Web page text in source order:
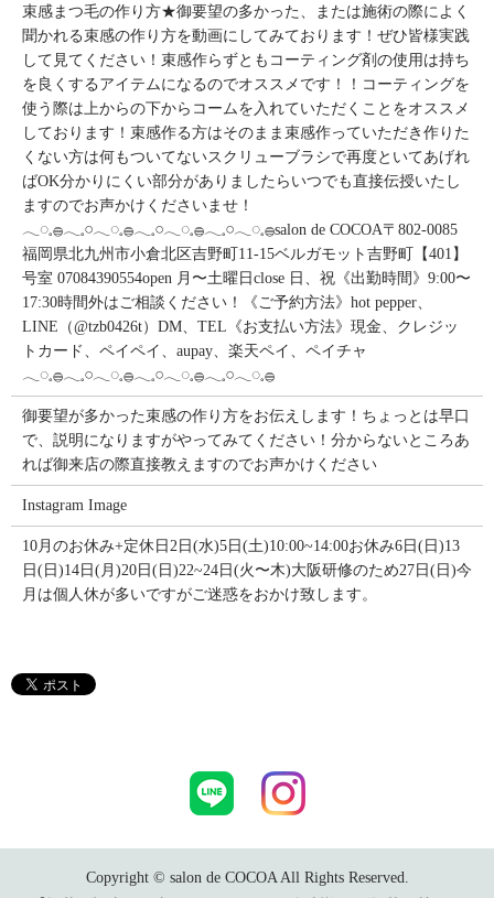
束感まつ毛の作り方★御要望の多かった、または施術の際によく
聞かれる束感の作り方を動画にしてみております！ぜひ皆様実践
して見てください！束感作らずともコーティング剤の使用は持ち
を良くするアイテムになるのでオススメです！！コーティングを
使う際は上からの下からコームを入れていただくことをオススメ
しております！束感作る方はそのまま束感作っていただき作りた
くない方は何もついてないスクリューブラシで再度といてあげれ
ばOK分かりにくい部分がありましたらいつでも直接伝授いたし
ますのでお声かけくださいませ！
𓂃◌𓈒𓐍𓂃𓈒𓏸𓂃◌𓈒𓐍𓂃𓈒𓏸𓂃◌𓈒𓐍𓂃𓈒𓏸𓂃◌𓈒𓐍salon de COCOA〒802-0085
福岡県北九州市小倉北区吉野町11-15ベルガモット吉野町【401】
号室︎ 07084390554open 月〜土曜日close 日、祝《出勤時間》9:00〜
17:30時間外はご相談ください！《ご予約方法》hot pepper、
LINE（@tzb0426t）DM、TEL《お支払い方法》現金、クレジッ
トカード、ペイペイ、aupay、楽天ペイ、ペイチャ
𓂃◌𓈒𓐍𓂃𓈒𓏸𓂃◌𓈒𓐍𓂃𓈒𓏸𓂃◌𓈒𓐍𓂃𓈒𓏸𓂃◌𓈒𓐍
御要望が多かった束感の作り方をお伝えします！ちょっとは早口
で、説明になりますがやってみてください！分からないところあ
れば御来店の際直接教えますのでお声かけください
Instagram Image
10月のお休み+定休日2日(水)5日(土)10:00~14:00お休み6日(日)13
日(日)14日(月)20日(日)22~24日(火〜木)大阪研修のため27日(日)今
月は個人休が多いですがご迷惑をおかけ致します。
Copyright © salon de COCOA All Rights Reserved.